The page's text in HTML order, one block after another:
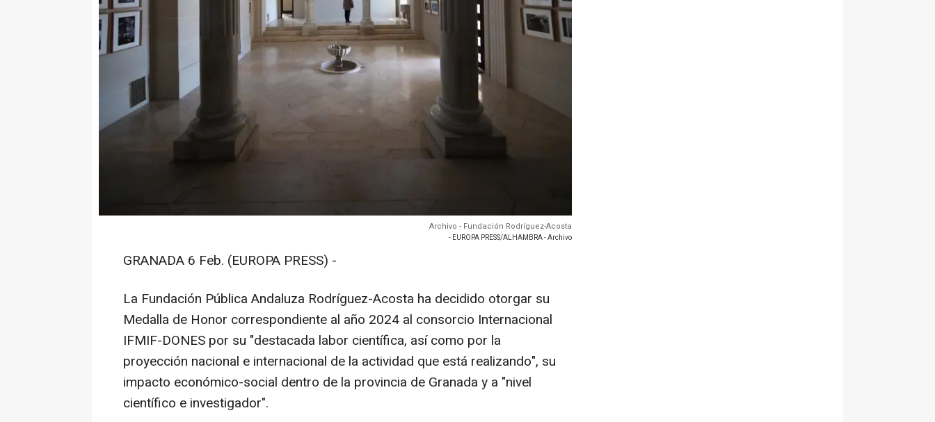
Archivo - Fundación Rodríguez-Acosta
- EUROPA PRESS/ALHAMBRA - Archivo
GRANADA 6 Feb. (EUROPA PRESS) -
La Fundación Pública Andaluza Rodríguez-Acosta ha decidido otorgar su
Medalla de Honor correspondiente al año 2024 al consorcio Internacional
IFMIF-DONES por su "destacada labor científica, así como por la
proyección nacional e internacional de la actividad que está realizando", su
impacto económico-social dentro de la provincia de Granada y a "nivel
científico e investigador".